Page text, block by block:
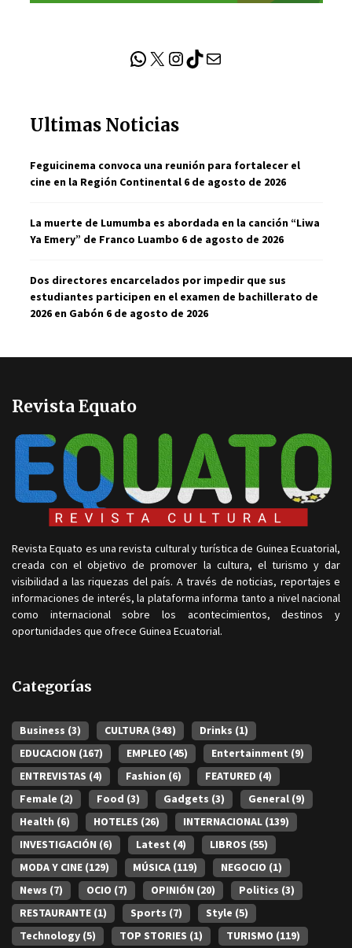
WhatsApp
X Instagram
TikTokCorreo electrónico
Ultimas Noticias
Feguicinema convoca una reunión para fortalecer el
cine en la Región Continental 6 de agosto de 2026
La muerte de Lumumba es abordada en la canción “Liwa
Ya Emery” de Franco Luambo 6 de agosto de 2026
Dos directores encarcelados por impedir que sus
estudiantes participen en el examen de bachillerato de
2026 en Gabón 6 de agosto de 2026
Revista Equato
Revista Equato es una revista cultural y turística de Guinea Ecuatorial,
creada con el objetivo de promover la cultura, el turismo y dar
visibilidad a las riquezas del país. A través de noticias, reportajes e
informaciones de interés, la plataforma informa tanto a nivel nacional
como internacional sobre los acontecimientos, destinos y
oportunidades que ofrece Guinea Ecuatorial.
Categorías
Business (3) CULTURA (343) Drinks (1)
EDUCACION (167) EMPLEO (45) Entertainment (9)
ENTREVISTAS (4) Fashion (6) FEATURED (4)
Female (2) Food (3) Gadgets (3) General (9)
Health (6) HOTELES (26) INTERNACIONAL (139)
INVESTIGACIÓN (6) Latest (4) LIBROS (55)
MODA Y CINE (129) MÚSICA (119) NEGOCIO (1)
News (7) OCIO (7) OPINIÓN (20) Politics (3)
RESTAURANTE (1) Sports (7) Style (5)
Technology (5) TOP STORIES (1) TURISMO (119)